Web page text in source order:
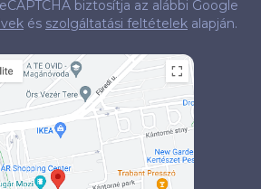
biztosítja az alábbi Google
és szolgáltatási feltételek alapján.